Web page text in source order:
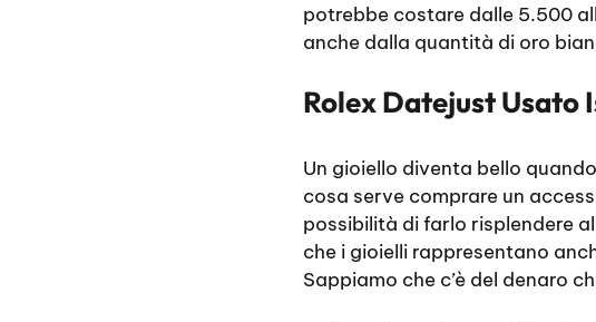
potrebbe costare dalle 5.500
anche dalla quantità di oro
Rolex Datejust Usato
Un gioiello diventa bello
cosa serve comprare un
possibilità di farlo risplendere
che i gioielli rappresentano
Sappiamo che c’è del denaro